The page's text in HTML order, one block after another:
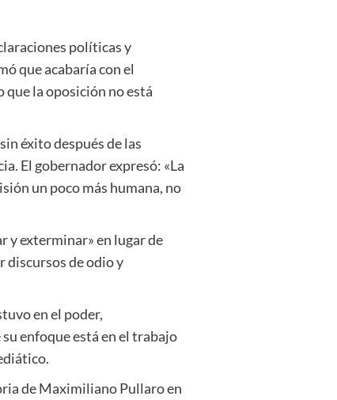
políticas y
que acabaría con el
la oposición no está
éxito después de las
El gobernador expresó: «La
un poco más humana, no
y exterminar» en lugar de
discursos de odio y
en el poder,
enfoque está en el trabajo
de Maximiliano Pullaro en